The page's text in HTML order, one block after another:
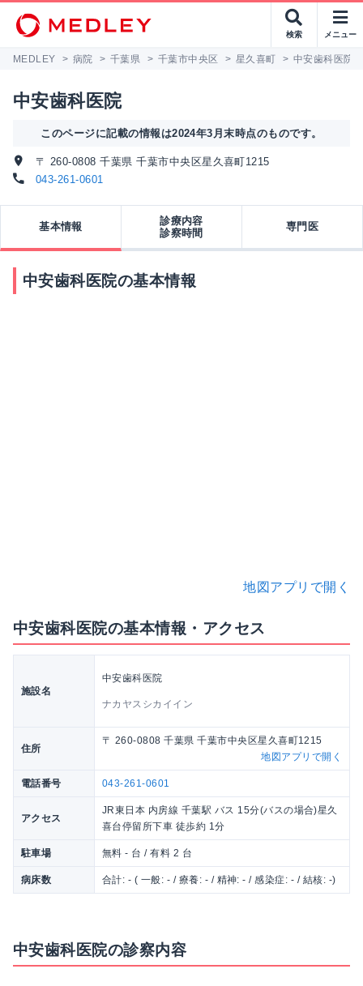
検索 メニュー
MEDLEY > 病院 > 千葉県 > 千葉市中央区 > 星久喜町 > 中安歯科医院
中安歯科医院
このページに記載の情報は2024年3月末時点のものです。
〒 260-0808 千葉県 千葉市中央区星久喜町1215
043-261-0601
基本情報
診療内容
診察時間
専門医
中安歯科医院の基本情報
地図アプリで開く
中安歯科医院の基本情報・アクセス
施設名
中安歯科医院
ナカヤスシカイイン
住所
〒 260-0808 千葉県 千葉市中央区星久喜町1215
地図アプリで開く
電話番号 043-261-0601
アクセス
JR東日本 内房線 千葉駅 バス 15分(バスの場合)星久
喜台停留所下車 徒歩約 1分
駐車場 無料 - 台 / 有料 2 台
病床数 合計: - ( 一般: - / 療養: - / 精神: - / 感染症: - / 結核: -)
中安歯科医院の診察内容